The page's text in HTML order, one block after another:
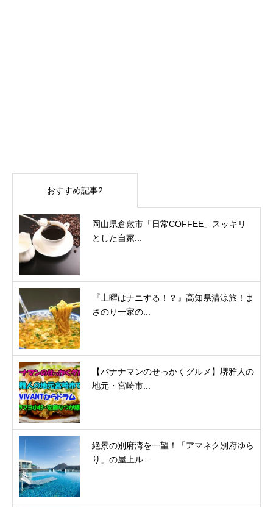
おすすめ記事2
岡山県倉敷市「日常COFFEE」スッキリ
とした自家...
『土曜はナニする！？』高知県清涼旅！ま
さのり一家の...
【バナナマンのせっかくグルメ】堺雅人の
地元・宮崎市...
絶景の別府湾を一望！「アマネク別府ゆら
り」の屋上ル...